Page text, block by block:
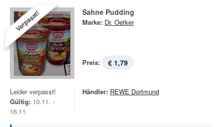
Verpasst! Sahne Pudding
Marke: Dr. Oetker
Preis: € 1,79
Leider verpasst!
Gültig: 10.11. -
16.11.
Händler: REWE Dortmund